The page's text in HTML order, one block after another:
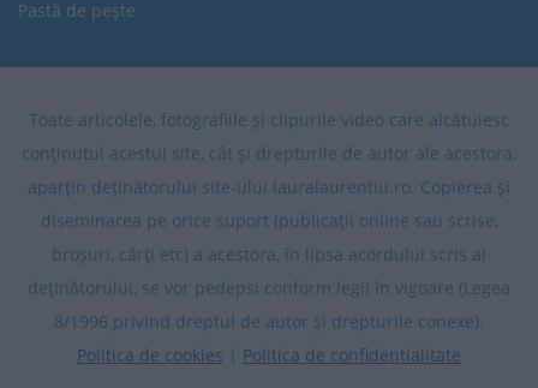
Pastă de pește
Toate articolele, fotografiile și clipurile video care alcătuiesc
conținutul acestui site, cât și drepturile de autor ale acestora,
aparțin deținătorului site-ului lauralaurentiu.ro. Copierea și
diseminarea pe orice suport (publicații online sau scrise,
broșuri, cărți etc) a acestora, în lipsa acordului scris al
deținătorului, se vor pedepsi conform legii în vigoare (Legea
8/1996 privind dreptul de autor și drepturile conexe).
Politica de cookies | Politica de confidentialitate